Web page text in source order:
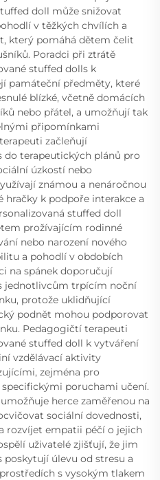
doll může snižovat
v těžkých chvílích a
který pomáhá dětem čelit
Poradci při ztrátě
stuffed dolls k
památeční předměty, které
blízké, včetně domácích
nebo přátel, a umožňují tak
připomínkami
začleňují
do terapeutických plánů pro
úzkostí nebo
známou a nenáročnou
k podpoře interakce a
stuffed doll
prožívajícím rodinné
nebo narození nového
a pohodlí v obdobích
na spánek doporučují
jednotlivcům trpícím noční
protože uklidňující
podnět mohou podporovat
Pedagogičtí terapeuti
stuffed doll k vytváření
vzdělávací aktivity
zejména pro
poruchami učení.
herce zaměřenou na
sociální dovednosti,
rozvíjet empatii péčí o jejich
uživatelé zjišťují, že jim
poskytují úlevu od stresu a
s vysokým tlakem